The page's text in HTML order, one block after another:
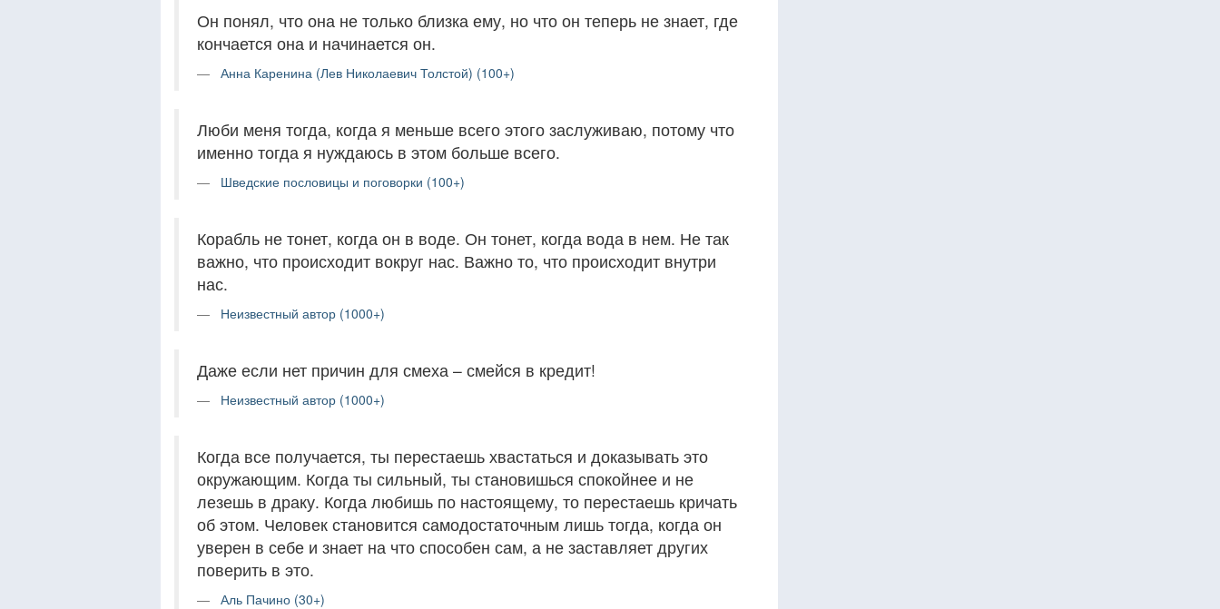
Он понял, что она не только близка ему, но что он теперь не знает, где
кончается она и начинается он.
Анна Каренина (Лев Николаевич Толстой) (100+)
Люби меня тогда, когда я меньше всего этого заслуживаю, потому что
именно тогда я нуждаюсь в этом больше всего.
Шведские пословицы и поговорки (100+)
Корабль не тонет, когда он в воде. Он тонет, когда вода в нем. Не так
важно, что происходит вокруг нас. Важно то, что происходит внутри
нас.
Неизвестный автор (1000+)
Даже если нет причин для смеха – смейся в кредит!
Неизвестный автор (1000+)
Когда все получается, ты перестаешь хвастаться и доказывать это
окружающим. Когда ты сильный, ты становишься спокойнее и не
лезешь в драку. Когда любишь по настоящему, то перестаешь кричать
об этом. Человек становится самодостаточным лишь тогда, когда он
уверен в себе и знает на что способен сам, а не заставляет других
поверить в это.
Аль Пачино (30+)